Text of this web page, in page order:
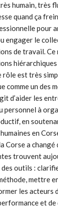
humain, très
quand ça
pour
engager le
de travail. Ce
est très
comme un des
d’aider les
personnel à
en
en
Corse a
trouvent
outils :
mettre
les acteurs
et